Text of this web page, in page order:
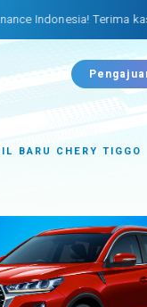
Indonesia! Terima
BARU CHERY TIGGO